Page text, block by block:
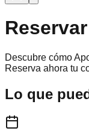
Descubre cómo
Reserva ahora tu
Lo que